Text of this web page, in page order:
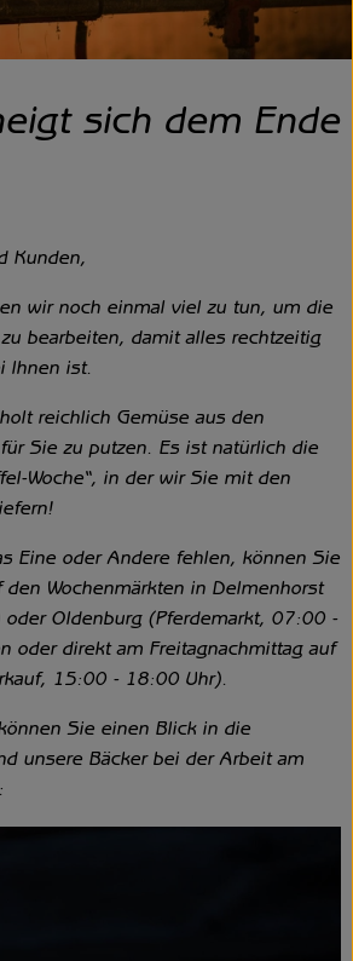
sich dem Ende
Kunden,
wir noch einmal viel zu tun, um die
bearbeiten, damit alles rechtzeitig
Ihnen ist.
reichlich Gemüse aus den
Sie zu putzen. Es ist natürlich die
Woche“, in der wir Sie mit den
Eine oder Andere fehlen, können Sie
den Wochenmärkten in Delmenhorst
Oldenburg (Pferdemarkt, 07:00 -
oder direkt am Freitagnachmittag auf
15:00 - 18:00 Uhr).
Sie einen Blick in die
unsere Bäcker bei der Arbeit am